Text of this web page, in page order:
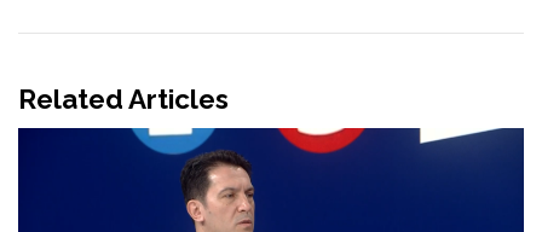
Related Articles